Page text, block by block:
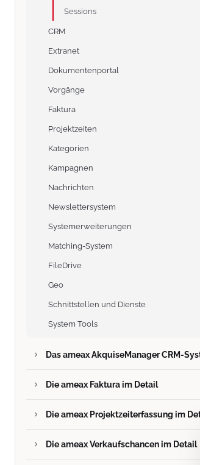
Sessions
CRM
Extranet
Dokumentenportal
Vorgänge
Faktura
Projektzeiten
Kategorien
Kampagnen
Nachrichten
Newslettersystem
Systemerweiterungen
Matching-System
FileDrive
Geo
Schnittstellen und Dienste
System Tools
Das ameax AkquiseManager CRM-
Die ameax Faktura im Detail
Die ameax Projektzeiterfassung im
Die ameax Verkaufschancen im Detail